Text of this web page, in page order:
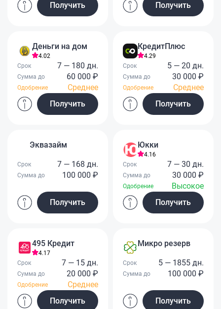
Получить
Получить
Деньги на дом
4.02
Срок
7 — 180 дн.
Сумма до 60 000 ₽
Одобрение
Среднее
Получить
КредитПлюс
4.29
Срок
5 — 20 дн.
Сумма до 30 000 ₽
Одобрение
Среднее
Получить
Эквазайм
Срок 7 — 168 дн.
Сумма до 100 000 ₽
Получить
Юкки
4.16
Срок
7 — 30 дн.
Сумма до 30 000 ₽
Одобрение
Высокое
Получить
495 Кредит
4.17
Срок
7 — 15 дн.
Сумма до 20 000 ₽
Одобрение
Среднее
Получить
Микро резерв
Срок 5 — 1855 дн.
Сумма до 100 000 ₽
Получить